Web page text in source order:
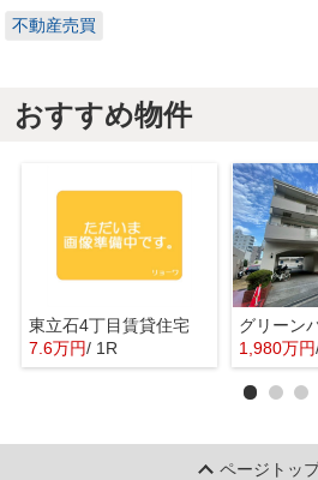
不動産売買
おすすめ物件
東立石4丁目賃貸住宅
7.6万円/ 1R
グリーン
1,980万円
ページトッ